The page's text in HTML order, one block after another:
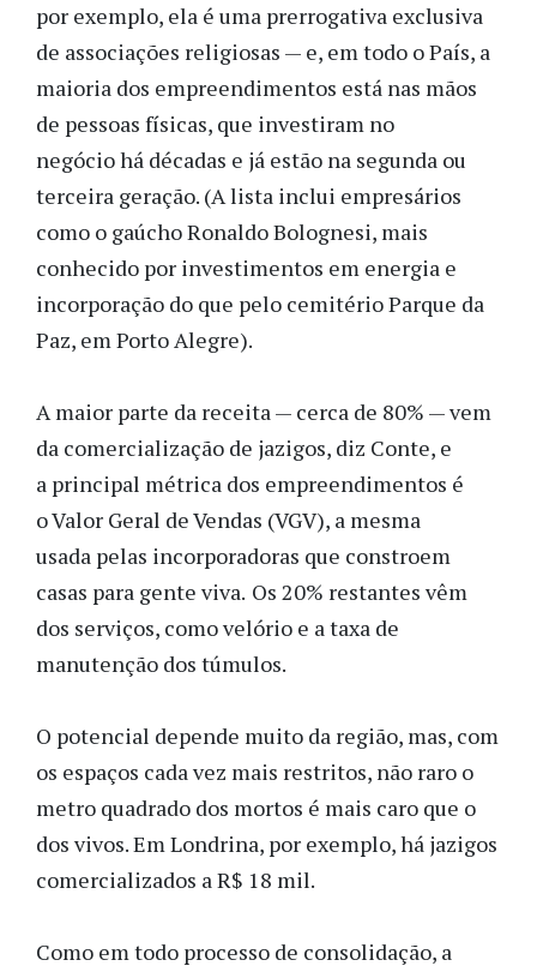
por exemplo, ela é uma prerrogativa exclusiva
de associações religiosas — e, em todo o País, a
maioria dos empreendimentos está nas mãos
de pessoas físicas, que investiram no
negócio há décadas e já estão na segunda ou
terceira geração. (A lista inclui empresários
como o gaúcho Ronaldo Bolognesi, mais
conhecido por investimentos em energia e
incorporação do que pelo cemitério Parque da
Paz, em Porto Alegre).
A maior parte da receita — cerca de 80% — vem
da comercialização de jazigos, diz Conte, e
a principal métrica dos empreendimentos é
o Valor Geral de Vendas (VGV), a mesma
usada pelas incorporadoras que constroem
casas para gente viva. Os 20% restantes vêm
dos serviços, como velório e a taxa de
manutenção dos túmulos.
O potencial depende muito da região, mas, com
os espaços cada vez mais restritos, não raro o
metro quadrado dos mortos é mais caro que o
dos vivos. Em Londrina, por exemplo, há jazigos
comercializados a R$ 18 mil.
Como em todo processo de consolidação, a